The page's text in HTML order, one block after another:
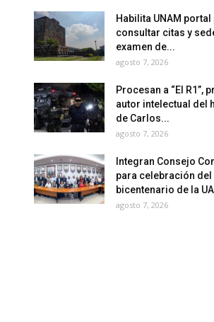
Habilita UNAM portal
consultar citas y
examen de...
agosto 7, 2026
Procesan a “El R1”,
autor intelectual del
de Carlos...
agosto 7, 2026
Integran Consejo
para celebración del
bicentenario de la
agosto 7, 2026